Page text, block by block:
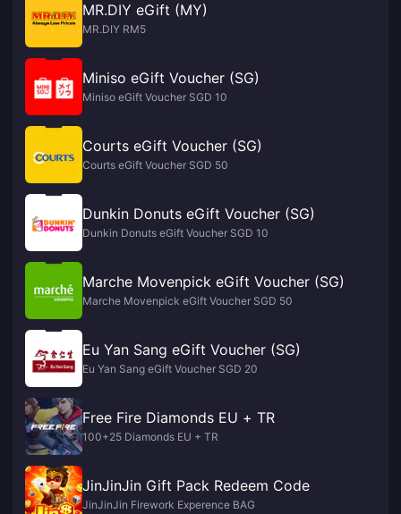
MR.DIY eGift (MY)
MR.DIY RM5
Miniso eGift Voucher (SG)
Miniso eGift Voucher SGD 10
Courts eGift Voucher (SG)
Courts eGift Voucher SGD 50
Dunkin Donuts eGift Voucher (SG)
Dunkin Donuts eGift Voucher SGD 10
Marche Movenpick eGift Voucher (SG)
Marche Movenpick eGift Voucher SGD 50
Eu Yan Sang eGift Voucher (SG)
Eu Yan Sang eGift Voucher SGD 20
Free Fire Diamonds EU + TR
100+25 Diamonds EU + TR
JinJinJin Gift Pack Redeem Code
JinJinJin Firework Experence BAG